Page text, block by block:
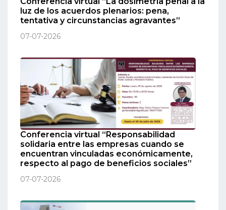
luz de los acuerdos plenarios: pena,
tentativa y circunstancias agravantes”
07-07-2026
Conferencia virtual “Responsabilidad
solidaria entre las empresas cuando se
encuentran vinculadas económicamente,
respecto al pago de beneficios sociales”
07-07-2026